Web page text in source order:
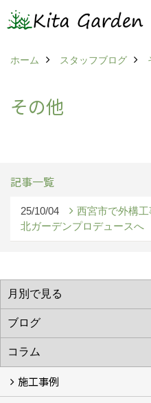
ホーム スタッフブログ
その他
記事一覧
25/10/04
西宮市で外構
北ガーデンプロデュースへ
施工事例